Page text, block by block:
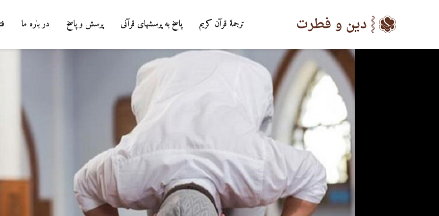
ترجمۀ قرآن کریم پاسخ به پرسشهای قرآنی پرسش و پاسخ در باره ما
شوهرم به سراغ زن
رفته، اما مرا طلاق
نمی‌دهد. چه باید کرد؟